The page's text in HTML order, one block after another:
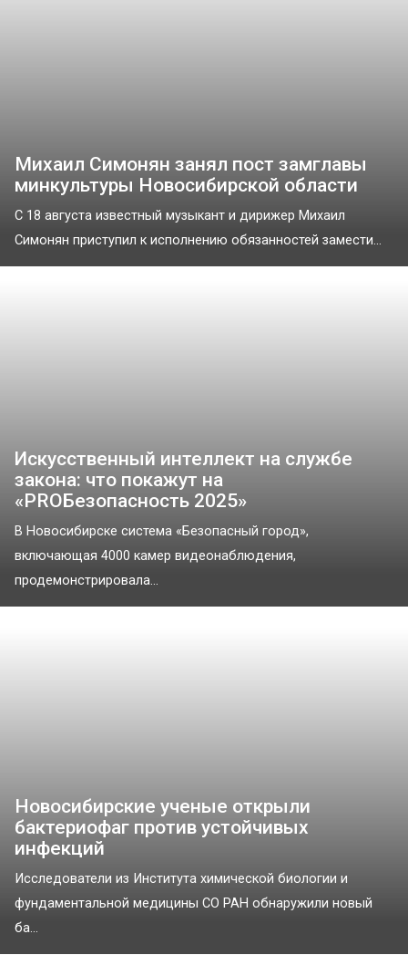
Михаил Симонян занял пост замглавы
минкультуры Новосибирской области
С 18 августа известный музыкант и дирижер Михаил
Симонян приступил к исполнению обязанностей замести...
Искусственный интеллект на службе
закона: что покажут на
«PROБезопасность 2025»
В Новосибирске система «Безопасный город»,
включающая 4000 камер видеонаблюдения,
продемонстрировала...
Новосибирские ученые открыли
бактериофаг против устойчивых
инфекций
Исследователи из Института химической биологии и
фундаментальной медицины СО РАН обнаружили новый
ба...